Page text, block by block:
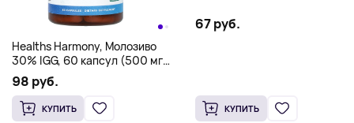
Healths Harmony, Молозиво
30% IGG, 60 капсул (500 мг
на капсулу)
98 руб.
КУПИТЬ
67 руб.
КУПИТЬ